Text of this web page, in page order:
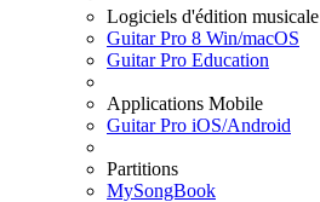
Logiciels d'édition musicale
Guitar Pro 8 Win/macOS
Guitar Pro Education
Applications Mobile
Guitar Pro iOS/Android
Partitions
MySongBook